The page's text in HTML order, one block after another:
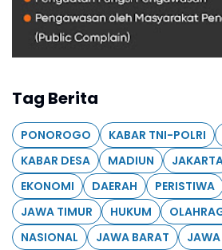
Tag Berita
PONOROGO KABAR TNI-POLRI
KABAR DESA
MADIUN
EKONOMI
DAERAH PERISTIWA
JAWA TIMUR
HUKUM
NASIONAL
JAWA BARAT
JAWA